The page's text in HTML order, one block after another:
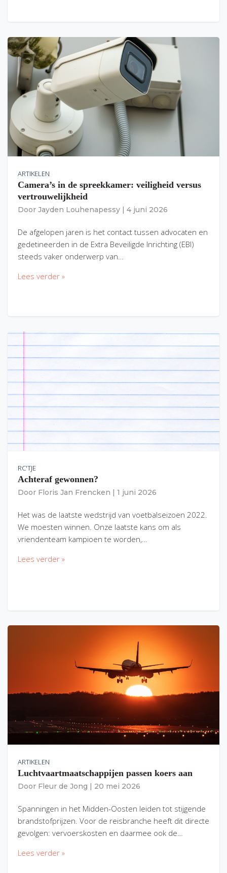
ARTIKELEN
Camera’s in de spreekkamer: veiligheid versus
vertrouwelijkheid
Door Jayden Louhenapessy 4 juni 2026
De afgelopen jaren is het contact tussen advocaten en
gedetineerden in de Extra Beveiligde Inrichting (EBI)
steeds vaker onderwerp van…
Lees verder »
RC'TJE
Achteraf gewonnen?
Door Floris Jan Frencken 1 juni 2026
Het was de laatste wedstrijd van voetbalseizoen 2022.
We moesten winnen. Onze laatste kans om als
vriendenteam kampioen te worden,…
Lees verder »
ARTIKELEN
Luchtvaartmaatschappijen passen koers aan
Door Fleur de Jong 20 mei 2026
Spanningen in het Midden-Oosten leiden tot stijgende
brandstofprijzen. Voor de reisbranche heeft dit directe
gevolgen: vervoerskosten en daarmee ook de…
Lees verder »